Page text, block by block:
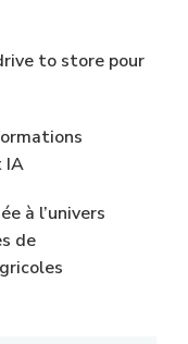
to store pour
IA
à l’univers
de